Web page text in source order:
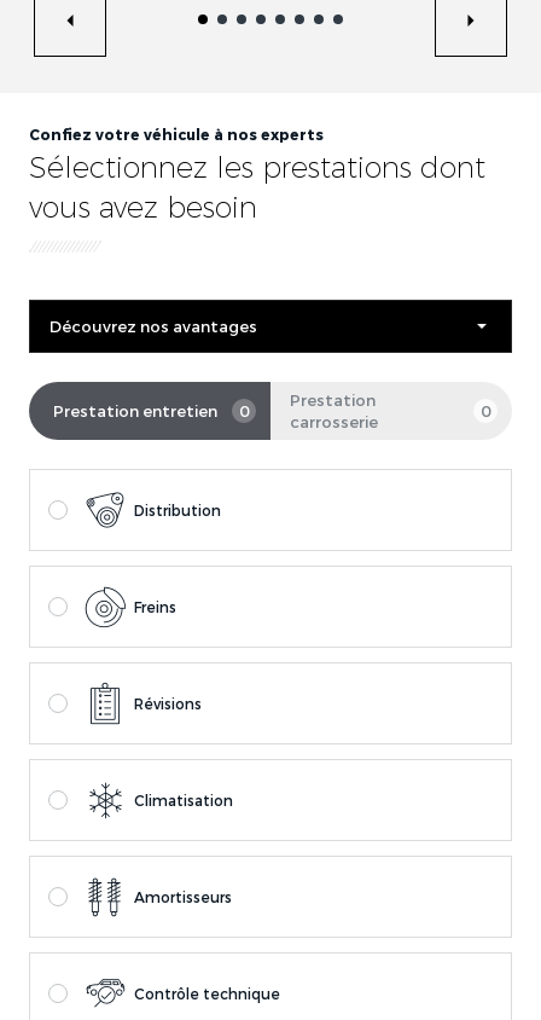
Confiez votre véhicule à nos experts
Sélectionnez les prestations dont
vous avez besoin
Découvrez nos avantages
Prestation entretien 0
Prestation
carrosserie
0
Distribution
Freins
Révisions
Climatisation
Amortisseurs
Contrôle technique